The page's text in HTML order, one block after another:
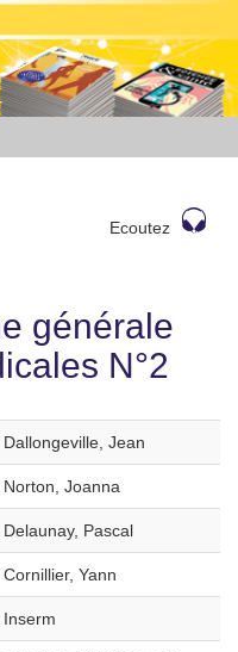
Ecoutez
générale
N°2
Dallongeville, Jean
Norton, Joanna
Delaunay, Pascal
Cornillier, Yann
Inserm